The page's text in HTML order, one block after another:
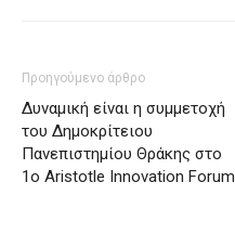
Προηγούμενο άρθρο
Δυναμική είναι η συμμετοχή
του Δημοκρίτειου
Πανεπιστημίου Θράκης στο
1ο Aristotle Innovation Forum